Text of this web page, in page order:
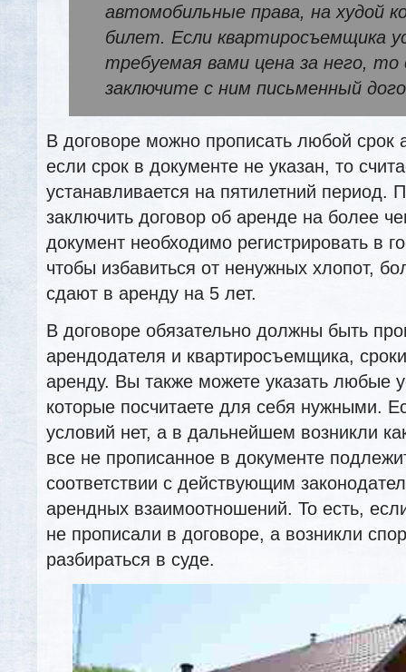
автомобильные права, на худой
билет. Если квартиросъемщика
требуемая вами цена за него, то
заключите с ним письменный
В договоре можно прописать любой срок
если срок в документе не указан, то
устанавливается на пятилетний период.
заключить договор об аренде на более
документ необходимо регистрировать в
чтобы избавиться от ненужных хлопот,
сдают в аренду на 5 лет.
В договоре обязательно должны быть
арендодателя и квартиросъемщика,
аренду. Вы также можете указать любые
которые посчитаете для себя нужными.
условий нет, а в дальнейшем возникли
все не прописанное в документе
соответствии с действующим
арендных взаимоотношений. То есть,
не прописали в договоре, а возникли
разбираться в суде.